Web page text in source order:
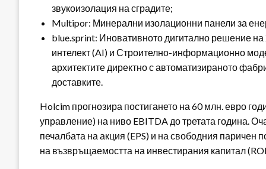
звукоизолация на сградите;
Multipor: Минерални изолационни панели за
blue.sprint: Иновативното дигитално решение
интелект (AI) и Строително-информационно
архитектите директно с автоматизираното
доставките.
Holcim прогнозира постигането на 60 млн. евро
управление) на ниво EBITDA до третата година.
печалбата на акция (EPS) и на свободния паричен
на възвръщаемостта на инвестирания капитал